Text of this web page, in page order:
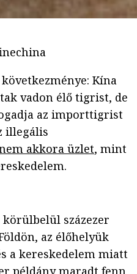
Kína
vadon élő tigrist, de
az importtigrist
illegális
akkora üzlet, mint
körülbelül százezer
az élőhelyük
a kereskedelem miatt
példány maradt fenn,